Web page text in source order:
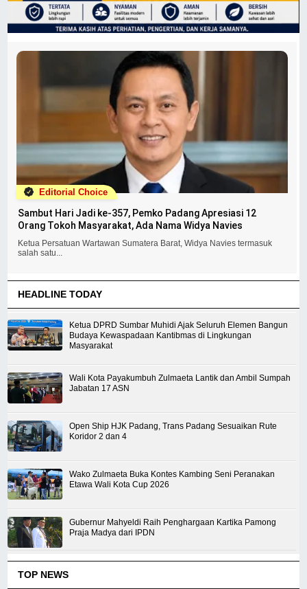
Editorial Choice
Sambut Hari Jadi ke-357, Pemko Padang Apresiasi 12
Orang Tokoh Masyarakat, Ada Nama Widya Navies
Ketua Persatuan Wartawan Sumatera Barat, Widya Navies termasuk
salah satu...
HEADLINE TODAY
Ketua DPRD Sumbar Muhidi Ajak Seluruh Elemen Bangun
Budaya Kewaspadaan Kantibmas di Lingkungan
Masyarakat
Wali Kota Payakumbuh Zulmaeta Lantik dan Ambil Sumpah
Jabatan 17 ASN
Open Ship HJK Padang, Trans Padang Sesuaikan Rute
Koridor 2 dan 4
Wako Zulmaeta Buka Kontes Kambing Seni Peranakan
Etawa Wali Kota Cup 2026
Gubernur Mahyeldi Raih Penghargaan Kartika Pamong
Praja Madya dari IPDN
TOP NEWS